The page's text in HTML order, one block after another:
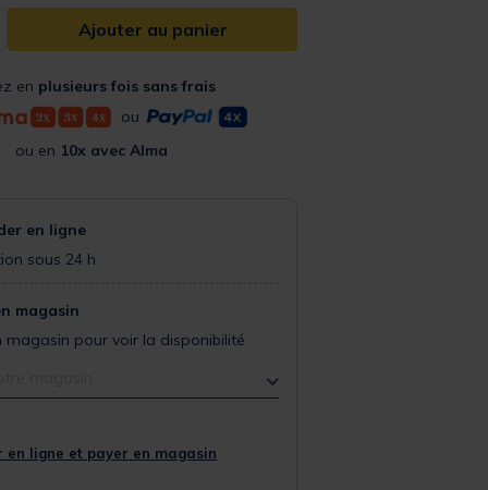
Ajouter au panier
en plusieurs fois sans frais
ou
ou en 10x avec Alma
en ligne
sous 24 h
magasin
magasin pour voir la disponibilité
en ligne et payer en magasin